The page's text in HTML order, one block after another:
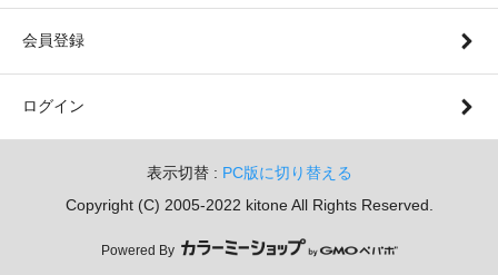
会員登録
ログイン
表示切替 : PC版に切り替える
Copyright (C) 2005-2022 kitone All Rights Reserved.
Powered By